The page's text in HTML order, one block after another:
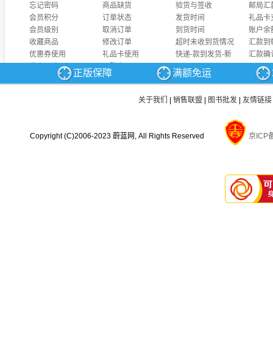
忘记密码
会员积分
会员级别
收藏商品
优惠券使用
商品问答
商品缺货
订单状态
取消订单
修改订单
礼品卡使用
团购商品
发票制度
验货与签收
发货时间
到货时间
超时未收到货情况
快递-款到发货-新
邮局汇
礼品卡
账户余
汇款到
汇款确
正版保障 满额免运
关于我们 | 销售联盟 | 图书批发 | 友情链接
Copyright (C)2006-2023 蔚蓝网, All Rights Reserved 京ICP